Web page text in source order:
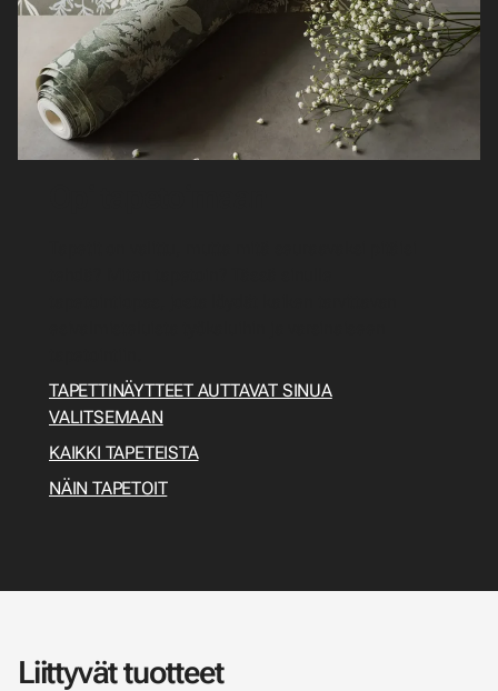
TAPETTINÄYTTEET AUTTAVAT SINUA
VALITSEMAAN
KAIKKI TAPETEISTA
NÄIN TAPETOIT
Liittyvät tuotteet